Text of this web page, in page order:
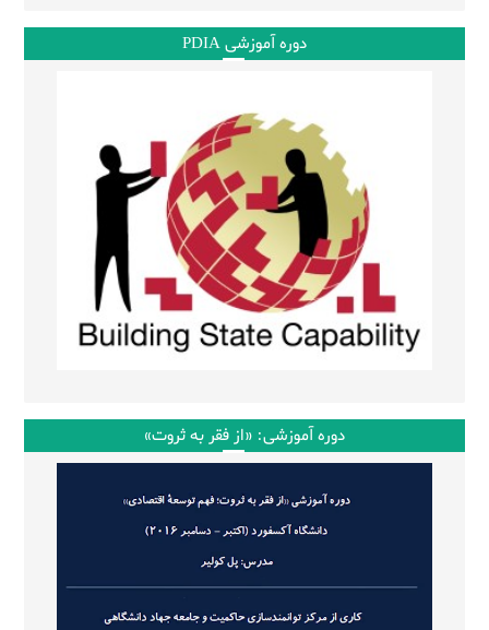
دوره آموزشی PDIA
دوره آموزشی: «از فقر به ثروت»